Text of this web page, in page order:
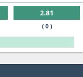
2.81
( 0 )